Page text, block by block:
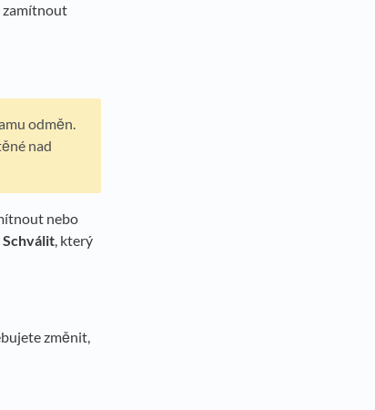
zamítnout
odměn.
nad
nebo
Schválit , který
změnit,